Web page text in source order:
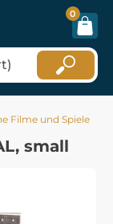
0
Filme und Spiele
small